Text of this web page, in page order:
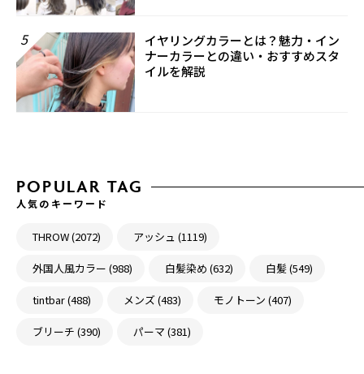
5
イヤリングカラーとは？魅力・イン
ナーカラーとの違い・おすすめスタ
イルを解説
POPULAR TAG
人気のキーワード
THROW (2072) アッシュ (1119)
外国人風カラー (988) 白髪染め (632) 白髪 (549)
tintbar (488) メンズ (483) モノトーン (407)
ブリーチ (390) パーマ (381)